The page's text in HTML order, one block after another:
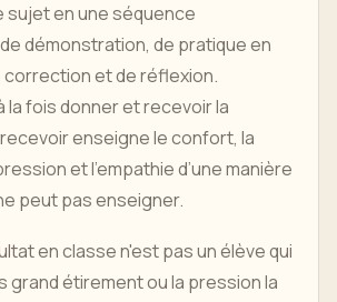
en une séquence
démonstration, de pratique en
et de réflexion.
la fois donner et recevoir la
enseigne le confort, la
et l’empathie d’une manière
peut pas enseigner.
en classe n'est pas un élève qui
grand étirement ou la pression la